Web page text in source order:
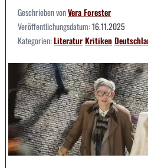
Geschrieben vonVera Forester
Veröffentlichungsdatum:16.11.2025
Kategorien:LiteraturKritiken